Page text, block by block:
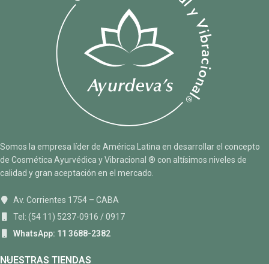
Somos la empresa líder de América Latina en desarrollar el concepto
de Cosmética Ayurvédica y Vibracional ® con altísimos niveles de
calidad y gran aceptación en el mercado.
Av. Corrientes 1754 – CABA
Tel: (54 11) 5237-0916 / 0917
WhatsApp: 11 3688-2382
NUESTRAS TIENDAS